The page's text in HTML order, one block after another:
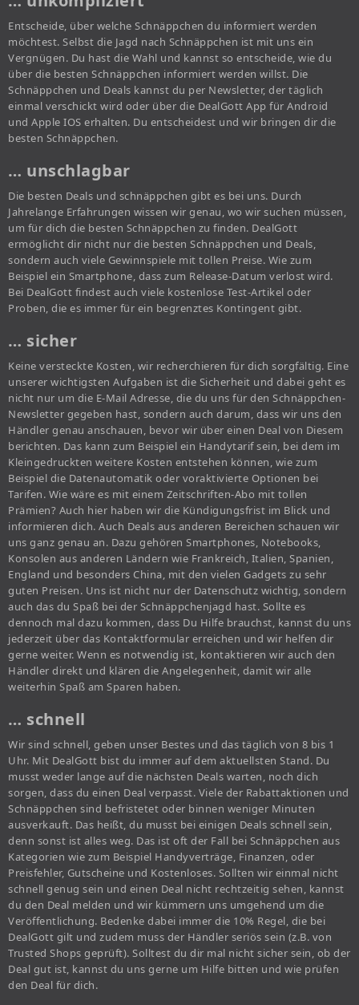
Entscheide, über welche Schnäppchen du informiert werden
möchtest. Selbst die Jagd nach Schnäppchen ist mit uns ein
Vergnügen. Du hast die Wahl und kannst so entscheide, wie du
über die besten Schnäppchen informiert werden willst. Die
Schnäppchen und Deals kannst du per Newsletter, der täglich
einmal verschickt wird oder über die DealGott App für Android
und Apple IOS erhalten. Du entscheidest und wir bringen dir die
besten Schnäppchen.
… unschlagbar
Die besten Deals und schnäppchen gibt es bei uns. Durch
Jahrelange Erfahrungen wissen wir genau, wo wir suchen müssen,
um für dich die besten Schnäppchen zu finden. DealGott
ermöglicht dir nicht nur die besten Schnäppchen und Deals,
sondern auch viele Gewinnspiele mit tollen Preise. Wie zum
Beispiel ein Smartphone, dass zum Release-Datum verlost wird.
Bei DealGott findest auch viele kostenlose Test-Artikel oder
Proben, die es immer für ein begrenztes Kontingent gibt.
… sicher
Keine versteckte Kosten, wir recherchieren für dich sorgfältig. Eine
unserer wichtigsten Aufgaben ist die Sicherheit und dabei geht es
nicht nur um die E-Mail Adresse, die du uns für den Schnäppchen-
Newsletter gegeben hast, sondern auch darum, dass wir uns den
Händler genau anschauen, bevor wir über einen Deal von Diesem
berichten. Das kann zum Beispiel ein Handytarif sein, bei dem im
Kleingedruckten weitere Kosten entstehen können, wie zum
Beispiel die Datenautomatik oder voraktivierte Optionen bei
Tarifen. Wie wäre es mit einem Zeitschriften-Abo mit tollen
Prämien? Auch hier haben wir die Kündigungsfrist im Blick und
informieren dich. Auch Deals aus anderen Bereichen schauen wir
uns ganz genau an. Dazu gehören Smartphones, Notebooks,
Konsolen aus anderen Ländern wie Frankreich, Italien, Spanien,
England und besonders China, mit den vielen Gadgets zu sehr
guten Preisen. Uns ist nicht nur der Datenschutz wichtig, sondern
auch das du Spaß bei der Schnäppchenjagd hast. Sollte es
dennoch mal dazu kommen, dass Du Hilfe brauchst, kannst du uns
jederzeit über das Kontaktformular erreichen und wir helfen dir
gerne weiter. Wenn es notwendig ist, kontaktieren wir auch den
Händler direkt und klären die Angelegenheit, damit wir alle
weiterhin Spaß am Sparen haben.
… schnell
Wir sind schnell, geben unser Bestes und das täglich von 8 bis 1
Uhr. Mit DealGott bist du immer auf dem aktuellsten Stand. Du
musst weder lange auf die nächsten Deals warten, noch dich
sorgen, dass du einen Deal verpasst. Viele der Rabattaktionen und
Schnäppchen sind befristetet oder binnen weniger Minuten
ausverkauft. Das heißt, du musst bei einigen Deals schnell sein,
denn sonst ist alles weg. Das ist oft der Fall bei Schnäppchen aus
Kategorien wie zum Beispiel Handyverträge, Finanzen, oder
Preisfehler, Gutscheine und Kostenloses. Sollten wir einmal nicht
schnell genug sein und einen Deal nicht rechtzeitig sehen, kannst
du den Deal melden und wir kümmern uns umgehend um die
Veröffentlichung. Bedenke dabei immer die 10% Regel, die bei
DealGott gilt und zudem muss der Händler seriös sein (z.B. von
Trusted Shops geprüft). Solltest du dir mal nicht sicher sein, ob der
Deal gut ist, kannst du uns gerne um Hilfe bitten und wie prüfen
den Deal für dich.